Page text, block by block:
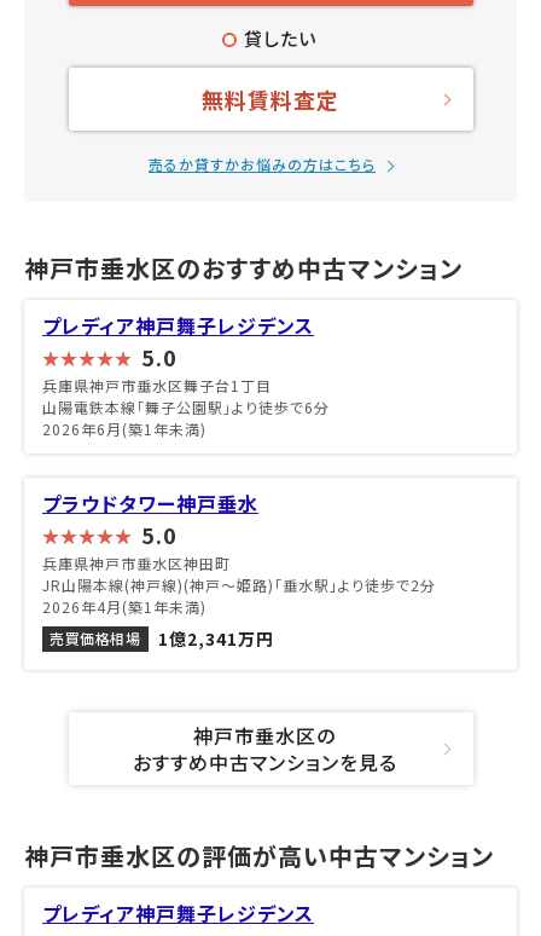
貸したい
無料賃料査定
売るか貸すかお悩みの方はこちら
神戸市垂水区のおすすめ中古マンション
プレディア神戸舞子レジデンス
5.0
兵庫県神戸市垂水区舞子台1丁目
山陽電鉄本線「舞子公園駅」より徒歩で6分
2026年6月(築1年未満)
プラウドタワー神戸垂水
5.0
兵庫県神戸市垂水区神田町
JR山陽本線(神戸線)(神戸～姫路)「垂水駅」より徒歩で2分
2026年4月(築1年未満)
売買価格相場
1億2,341万円
神戸市垂水区の
おすすめ中古マンションを見る
神戸市垂水区の評価が高い中古マンション
プレディア神戸舞子レジデンス